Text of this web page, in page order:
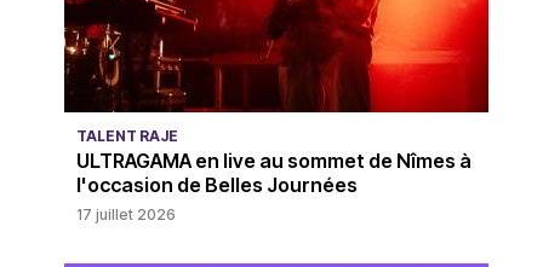
TALENT RAJE
ULTRAGAMA en live au sommet de Nîmes à
l'occasion de Belles Journées
17 juillet 2026